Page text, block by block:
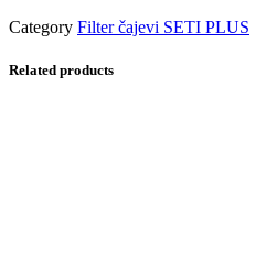
Category Filter čajevi SETI PLUS
Related products